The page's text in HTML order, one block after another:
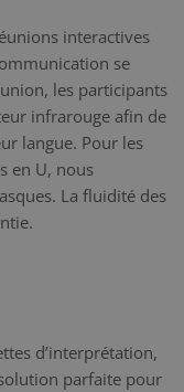
interactives
se
les participants
infrarouge afin de
langue. Pour les
en U, nous
La fluidité des
d’interprétation,
parfaite pour